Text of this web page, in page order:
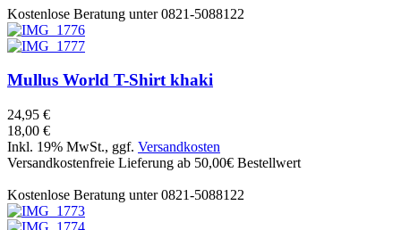
Kostenlose Beratung unter 0821-5088122
Mullus World T-Shirt khaki
24,95 €
18,00 €
Inkl. 19% MwSt., ggf. Versandkosten
Versandkostenfreie Lieferung ab 50,00€ Bestellwert
Kostenlose Beratung unter 0821-5088122